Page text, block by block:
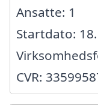
Ansatte: 1
Startdato:
CVR: